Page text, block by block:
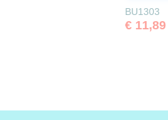
BU1303
€ 11,89